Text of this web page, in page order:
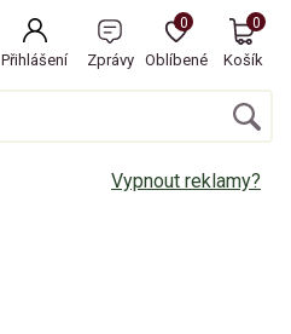
Přihlášení Zprávy Oblíbené
0
Košík
0
Vypnout reklamy?